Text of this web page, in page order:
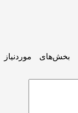
بخش‌های موردنیاز